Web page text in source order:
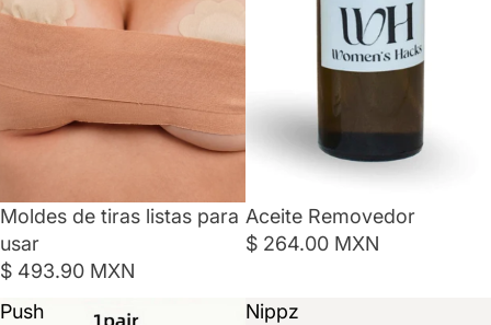
Moldes de tiras listas para
usar
$ 493.90 MXN
Aceite Removedor
$ 264.00 MXN
Push
Nippz